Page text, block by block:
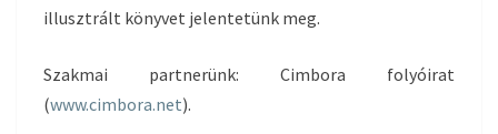
illusztrált könyvet jelentetünk meg.
Szakmai partnerünk: Cimbora folyóirat
(www.cimbora.net).